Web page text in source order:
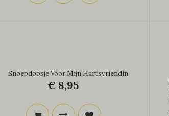
Snoepdoosje Voor Mijn Hartsvriendin
€ 8,95